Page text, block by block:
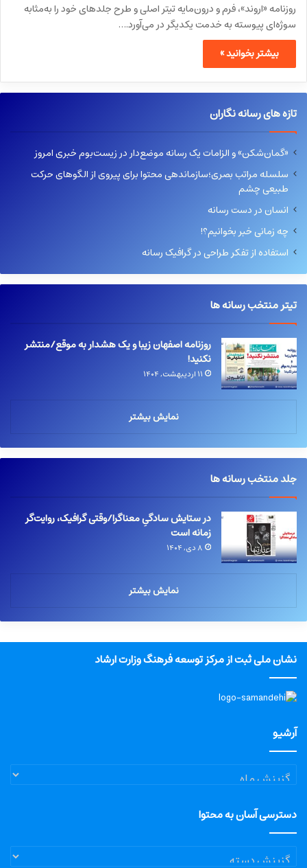
روزنامه «اروند»، فرم و درون‌مایه تیتر اصلی و طرح جلدهای خود را به‌مثابه
سوژه‌ای پیوسته به خدمت یکدیگر در می‌آورد.…
بیشتر بخوانید »
تازه های رسانه نگاران
«گمان‌شکن» و الزامات یک رسانه موضع‌دار در زیست‌بوم خبری امروز
سلسله مراتب بصری؛سازماندهی محتوا برای پیروی از الگوهای حرکت
طبیعی چشم
انسان در دست رسانه
چه زمانی خبر بخوانیم؟!
استفاده از تفکر طراحی در گرافیک رسانه
تیتر منتخب رسانه ها
روزنامه اصفهان زیبا و یک هشدار به موقع/منتشر
نکنید!
۱۱ اردیبهشت, ۱۴۰۴
نمایش بیشتر
جلد منتخب رسانه ها
در ستایش سادگیِ معناگرا/وقتی گرافیک، روایت‌گر
زمانه است
۸ دی, ۱۴۰۴
نمایش بیشتر
نشان ملی ثبت از مرکز توسعه فرهنگ وزارت ارشاد
آرشیو
آرشیو
دسترسی آسان به محتوا
دسترسی